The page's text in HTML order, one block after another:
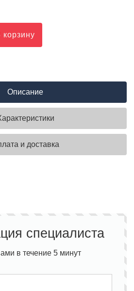
корзину
Описание
и доставка
специалиста
в течение 5 минут